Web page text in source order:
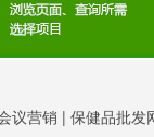
议营销 | 保健品批发